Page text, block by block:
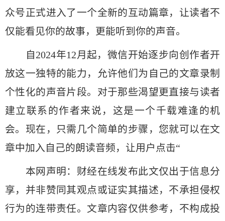
众号正式进入了一个全新的互动篇章，让读者不
仅能看见你的故事，更能听到你的声音。
自2024年12月起，微信开始逐步向创作者开
放这一独特的能力，允许他们为自己的文章录制
个性化的声音片段。对于那些渴望更直接与读者
建立联系的作者来说，这是一个千载难逢的机
会。现在，只需几个简单的步骤，您就可以在文
章中加入自己的朗读音频，让用户点击“
本网声明：财经在线发布此文仅出于信息分
享，并非赞同其观点或证实其描述，不承担侵权
行为的连带责任。文章内容仅供参考，不构成投